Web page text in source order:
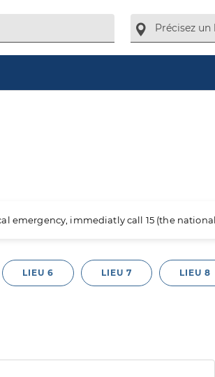
emergency, immediatly call 15 (the
LIEU 6 LIEU 7 LIEU 8